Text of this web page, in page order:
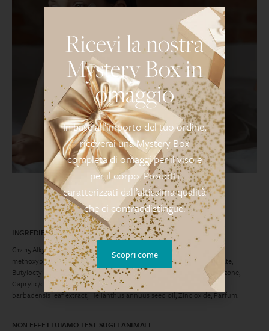
INGREDIENTI
C12-15 Alkyl benzoate, Synthetic beeswax, Bis-ethylhexyloxyphenol
methoxyphenyl triazine, Diethylamino hydroxybenzoyl hexyl benzoate,
Butyloctyl salicylate, Diethylhexyl butamido triazone, Ethylhexyl triazone,
Caprylic/capric triglyceride, Dimethyl capramide, Tocopherol, Aloe
barbadensis leaf extract, Helianthus annuus seed oil, Zinc oxide, Parfum.
NON EFFETTUIAMO TEST SUGLI ANIMALI
Ricevi la nostra
Mystery Box in
omaggio
In base all’importo del tuo ordine,
riceverai una Mystery Box
completa di omaggi per il viso e
per il corpo. Prodotti
caratterizzati dall’altissima qualità
che ci contraddistingue.
Scopri come